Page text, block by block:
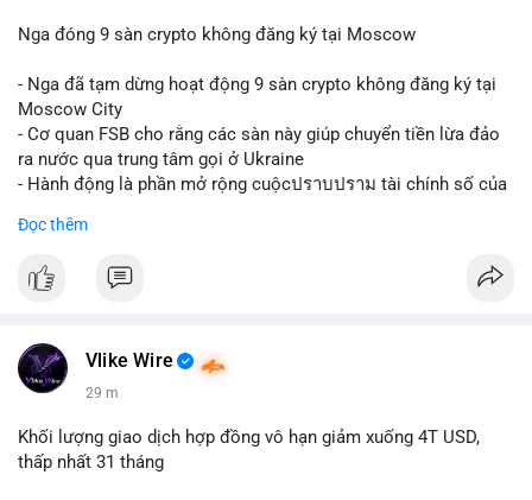
Nga đóng 9 sàn crypto không đăng ký tại Moscow
- Nga đã tạm dừng hoạt động 9 sàn crypto không đăng ký tại
Moscow City
- Cơ quan FSB cho rằng các sàn này giúp chuyển tiền lừa đảo
ra nước qua trung tâm gọi ở Ukraine
- Hành động là phần mở rộng cuộcปราบปราม tài chính số của
📰 Nguồn: Cointelegraph
Đọc thêm
Vlike Wire
29 m
Khối lượng giao dịch hợp đồng vô hạn giảm xuống 4T USD,
thấp nhất 31 tháng